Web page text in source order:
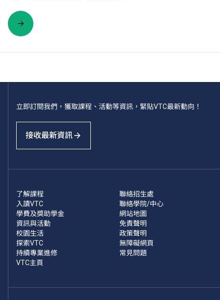
立即訂閱我們，獲取課程、活動等資訊，緊貼VTC最新動向！
接收最新資訊
了解課程
入讀VTC
學費及獎助學金
資訊與活動
校園生活
探索VTC
持續專業進修
VTC主頁
聯絡招生處
聯絡學院/中心
網站地圖
免責聲明
政策聲明
無障礙網頁
常見問題